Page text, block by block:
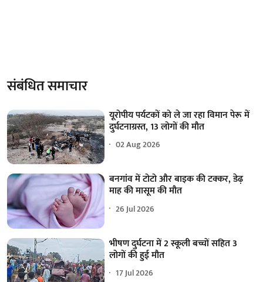
संबंधित समाचार
यूरोपीय पर्यटकों को ले जा रहा विमान पेरू में
दुर्घटनाग्रस्त, 13 लोगों की मौत
02 Aug 2026
बनगांव में टोटो और बाइक की टक्कर, डेढ़
माह की मासूम की मौत
26 Jul 2026
भीषण दुर्घटना में 2 स्कूली बच्चों सहित 3
लोगों की हुई मौत
17 Jul 2026